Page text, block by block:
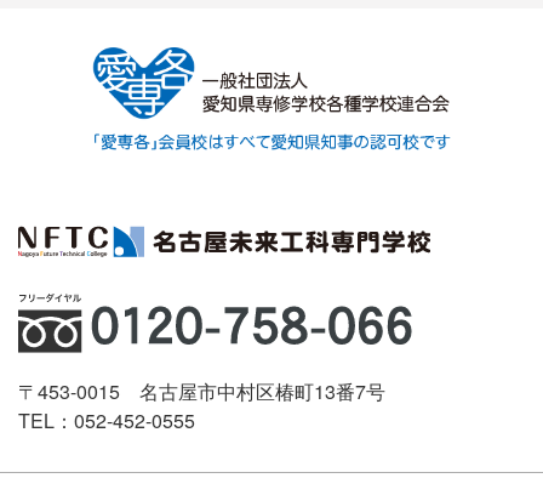
〒453-0015 名古屋市中村区椿町13番7号
TEL：052-452-0555